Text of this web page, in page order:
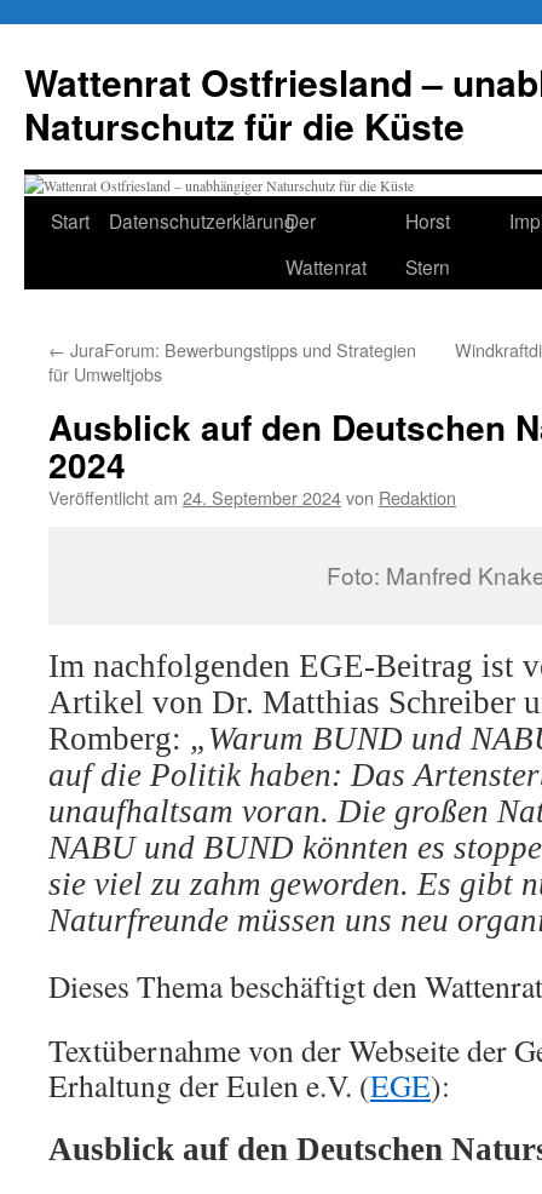
springen
Wattenrat Ostfriesland –
Naturschutz für die Küste
Start DatenschutzerklärungDer
Wattenrat
Horst
Stern
← JuraForum: Bewerbungstipps und Strategien
für Umweltjobs
Ausblick auf den Deutschen
2024
Veröffentlicht am 24. September 2024von Redaktion
Foto: Manfred
Im nachfolgenden EGE-Beitrag ist
Artikel von Dr. Matthias Schreiber
Romberg: „Warum BUND und
auf die Politik haben:Das
unaufhaltsam voran. Die großen
NABU und BUND könnten es
sie viel zu zahm geworden. Es gibt
Naturfreunde müssen uns neu
Dieses Thema beschäftigt den
Textübernahme von der Webseite der
Erhaltung der Eulen e.V. (EGE):
Ausblick auf den Deutschen